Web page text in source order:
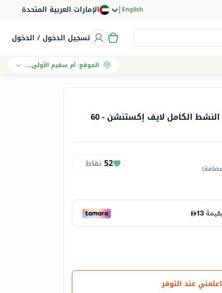
الإمارات العربية المتحدة |English
تسجيل الدخول / الدخول
الموقع:أم سقيم الأولى, دبي
كبسولات مركب فيتامين ب النشط الكامل لايف إكستنشن - 60
)
52 نقاط
اعلمني عند التوفر